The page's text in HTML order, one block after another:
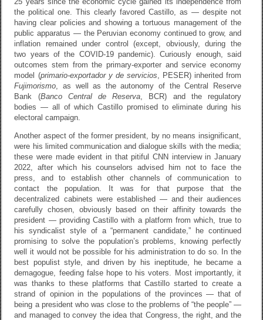
the political one. This clearly favored Castillo, as — despite not
having clear policies and showing a tortuous management of the
public apparatus — the Peruvian economy continued to grow, and
inflation remained under control (except, obviously, during the
two years of the COVID-19 pandemic). Curiously enough, said
outcomes stem from the primary-exporter and service economy
model (primario-exportador y de servicios , PESER) inherited from
Fujimorismo , as well as the autonomy of the Central Reserve
Bank (Banco Central de Reserva , BCR) and the regulatory
bodies — all of which Castillo promised to eliminate during his
electoral campaign.
Another aspect of the former president, by no means insignificant,
were his limited communication and dialogue skills with the media;
these were made evident in that pitiful CNN interview in January
2022, after which his counselors advised him not to face the
press, and to establish other channels of communication to
contact the population. It was for that purpose that the
decentralized cabinets were established — and their audiences
carefully chosen, obviously based on their affinity towards the
president — providing Castillo with a platform from which, true to
his syndicalist style of a “permanent candidate,” he continued
promising to solve the population’s problems, knowing perfectly
well it would not be possible for his administration to do so. In the
best populist style, and driven by his ineptitude, he became a
demagogue, feeding false hope to his voters. Most importantly, it
was thanks to these platforms that Castillo started to create a
strand of opinion in the populations of the provinces — that of
being a president who was close to the problems of “the people” —
and managed to convey the idea that Congress, the right, and the